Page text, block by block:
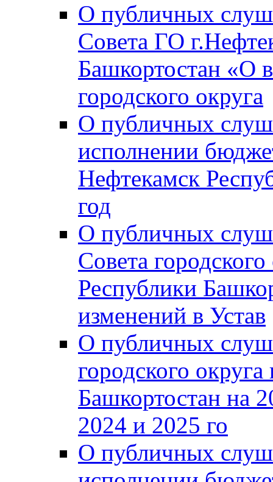
О публичных
Совета ГО
Башкортостан «О
городского округа
О публичных
исполнении
Нефтекамск
год
О публичных
Совета
Республики
изменений в Устав
О публичных
городского
Башкортостан на
2024 и 2025 го
О публичных